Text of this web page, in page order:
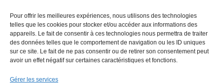
Pour offrir les meilleures expériences, nous utilisons des technologies
telles que les cookies pour stocker et/ou accéder aux informations des
appareils. Le fait de consentir à ces technologies nous permettra de traiter
des données telles que le comportement de navigation ou les ID uniques
sur ce site. Le fait de ne pas consentir ou de retirer son consentement peut
avoir un effet négatif sur certaines caractéristiques et fonctions.
Gérer les services
Mentions légales
Pour aller plus loin :